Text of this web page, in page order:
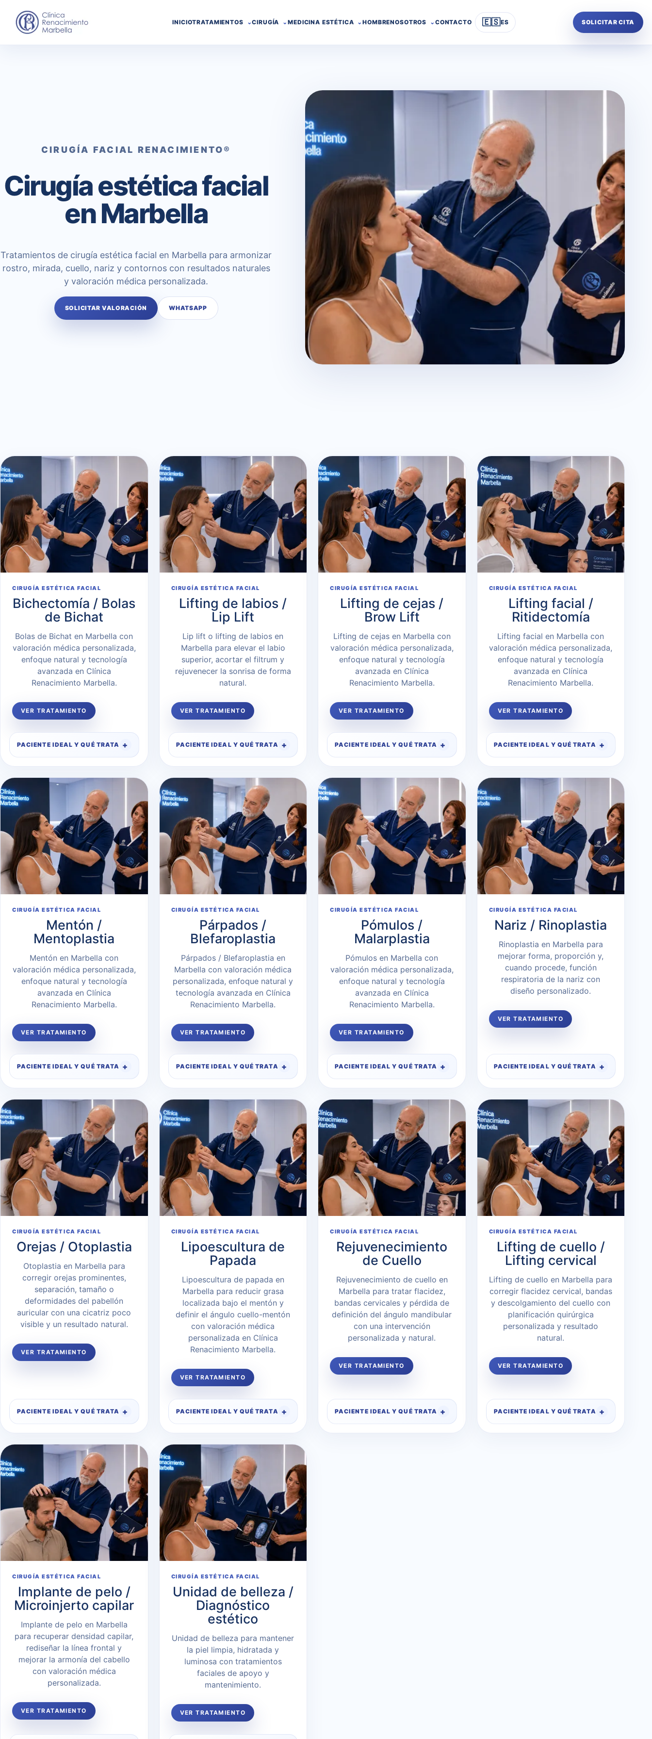
INICIOTRATAMIENTOS CIRUGÍA MEDICINA ESTÉTICA HOMBRENOSOTROS CONTACTO 🇪🇸ES SOLICITAR CITA
CIRUGÍA FACIAL RENACIMIENTO®
Cirugía estética facial
en Marbella
Tratamientos de cirugía estética facial en Marbella para armonizar
rostro, mirada, cuello, nariz y contornos con resultados naturales
y valoración médica personalizada.
SOLICITAR VALORACIÓN WHATSAPP
CIRUGÍA ESTÉTICA FACIAL
Bichectomía / Bolas
de Bichat
Bolas de Bichat en Marbella con
valoración médica personalizada,
enfoque natural y tecnología
avanzada en Clínica
Renacimiento Marbella.
VER TRATAMIENTO
PACIENTE IDEAL Y QUÉ TRATA
CIRUGÍA ESTÉTICA FACIAL
Lifting de labios /
Lip Lift
Lip lift o lifting de labios en
Marbella para elevar el labio
superior, acortar el filtrum y
rejuvenecer la sonrisa de forma
natural.
VER TRATAMIENTO
PACIENTE IDEAL Y QUÉ TRATA
CIRUGÍA ESTÉTICA FACIAL
Lifting de cejas /
Brow Lift
Lifting de cejas en Marbella con
valoración médica personalizada,
enfoque natural y tecnología
avanzada en Clínica
Renacimiento Marbella.
VER TRATAMIENTO
PACIENTE IDEAL Y QUÉ TRATA
CIRUGÍA ESTÉTICA FACIAL
Lifting facial /
Ritidectomía
Lifting facial en Marbella con
valoración médica personalizada,
enfoque natural y tecnología
avanzada en Clínica
Renacimiento Marbella.
VER TRATAMIENTO
PACIENTE IDEAL Y QUÉ TRATA
CIRUGÍA ESTÉTICA FACIAL
Mentón /
Mentoplastia
Mentón en Marbella con
valoración médica personalizada,
enfoque natural y tecnología
avanzada en Clínica
Renacimiento Marbella.
VER TRATAMIENTO
PACIENTE IDEAL Y QUÉ TRATA
CIRUGÍA ESTÉTICA FACIAL
Párpados /
Blefaroplastia
Párpados / Blefaroplastia en
Marbella con valoración médica
personalizada, enfoque natural y
tecnología avanzada en Clínica
Renacimiento Marbella.
VER TRATAMIENTO
PACIENTE IDEAL Y QUÉ TRATA
CIRUGÍA ESTÉTICA FACIAL
Pómulos /
Malarplastia
Pómulos en Marbella con
valoración médica personalizada,
enfoque natural y tecnología
avanzada en Clínica
Renacimiento Marbella.
VER TRATAMIENTO
PACIENTE IDEAL Y QUÉ TRATA
CIRUGÍA ESTÉTICA FACIAL
Nariz / Rinoplastia
Rinoplastia en Marbella para
mejorar forma, proporción y,
cuando procede, función
respiratoria de la nariz con
diseño personalizado.
VER TRATAMIENTO
PACIENTE IDEAL Y QUÉ TRATA
CIRUGÍA ESTÉTICA FACIAL
Orejas / Otoplastia
Otoplastia en Marbella para
corregir orejas prominentes,
separación, tamaño o
deformidades del pabellón
auricular con una cicatriz poco
visible y un resultado natural.
VER TRATAMIENTO
PACIENTE IDEAL Y QUÉ TRATA
CIRUGÍA ESTÉTICA FACIAL
Lipoescultura de
Papada
Lipoescultura de papada en
Marbella para reducir grasa
localizada bajo el mentón y
definir el ángulo cuello-mentón
con valoración médica
personalizada en Clínica
Renacimiento Marbella.
VER TRATAMIENTO
PACIENTE IDEAL Y QUÉ TRATA
CIRUGÍA ESTÉTICA FACIAL
Rejuvenecimiento
de Cuello
Rejuvenecimiento de cuello en
Marbella para tratar flacidez,
bandas cervicales y pérdida de
definición del ángulo mandibular
con una intervención
personalizada y natural.
VER TRATAMIENTO
PACIENTE IDEAL Y QUÉ TRATA
CIRUGÍA ESTÉTICA FACIAL
Lifting de cuello /
Lifting cervical
Lifting de cuello en Marbella para
corregir flacidez cervical, bandas
y descolgamiento del cuello con
planificación quirúrgica
personalizada y resultado
natural.
VER TRATAMIENTO
PACIENTE IDEAL Y QUÉ TRATA
CIRUGÍA ESTÉTICA FACIAL
Implante de pelo /
Microinjerto capilar
Implante de pelo en Marbella
para recuperar densidad capilar,
rediseñar la línea frontal y
mejorar la armonía del cabello
con valoración médica
personalizada.
VER TRATAMIENTO
CIRUGÍA ESTÉTICA FACIAL
Unidad de belleza /
Diagnóstico
estético
Unidad de belleza para mantener
la piel limpia, hidratada y
luminosa con tratamientos
faciales de apoyo y
mantenimiento.
VER TRATAMIENTO